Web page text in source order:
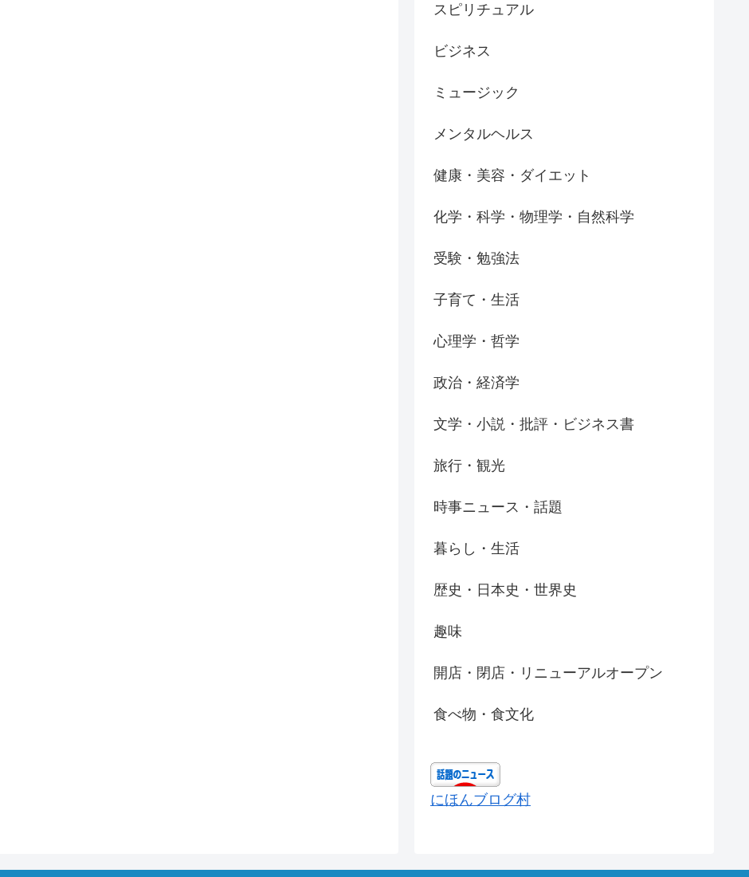
スピリチュアル
ビジネス
ミュージック
メンタルヘルス
健康・美容・ダイエット
化学・科学・物理学・自然科学
受験・勉強法
子育て・生活
心理学・哲学
政治・経済学
文学・小説・批評・ビジネス書
旅行・観光
時事ニュース・話題
暮らし・生活
歴史・日本史・世界史
趣味
開店・閉店・リニューアルオープン
食べ物・食文化
にほんブログ村